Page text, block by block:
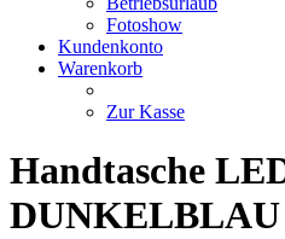
Fotoshow
Kundenkonto
Warenkorb
Zur Kasse
Handtasche
DUNKELBLAU